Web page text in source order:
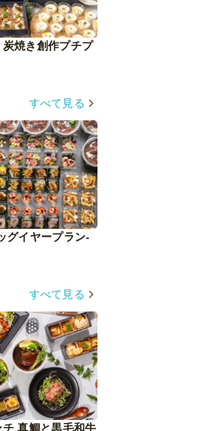
炭焼き創作プチプ
すべて見る
グイヤープラン-
すべて見る
真鯛と黒毛和牛